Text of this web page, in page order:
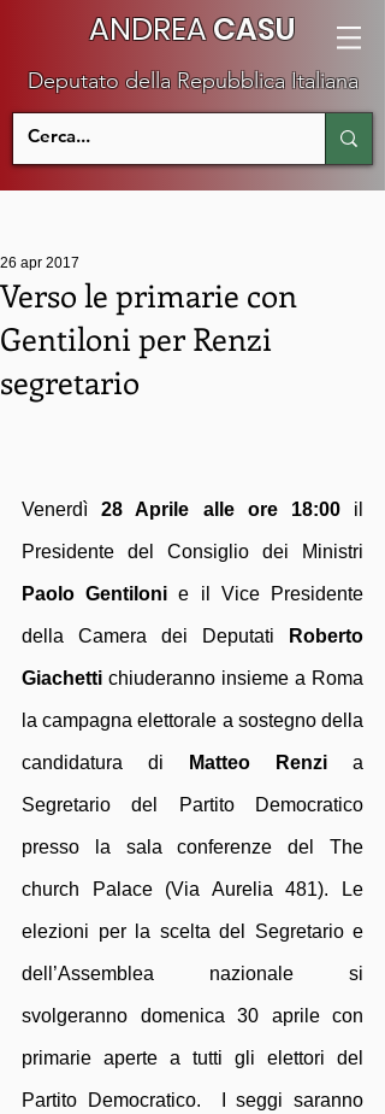
ANDREACASU
Deputato della Repubblica Italiana
Verso le primarie con
Gentiloni per Renzi
segretario
26 apr 2017
Venerdì 28 Aprile alle ore 18:00 il
Paolo Gentiloni e il Vice Presidente
della Camera dei Deputati Roberto
Giachetti chiuderanno insieme a Roma
la campagna elettorale a sostegno della
candidatura di Matteo Renzi a
Segretario del Partito Democratico
presso la sala conferenze del The
church Palace (Via Aurelia 481). Le
elezioni per la scelta del Segretario e
dell’Assemblea nazionale si
svolgeranno domenica 30 aprile con
primarie aperte a tutti gli elettori del
Partito Democratico.  I seggi saranno